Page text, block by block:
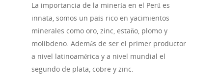
La importancia de la minería en el Perú es
innata, somos un país rico en yacimientos
minerales como oro, zinc, estaño, plomo y
molibdeno. Además de ser el primer productor
a nivel latinoamérica y a nivel mundial el
segundo de plata, cobre y zinc.